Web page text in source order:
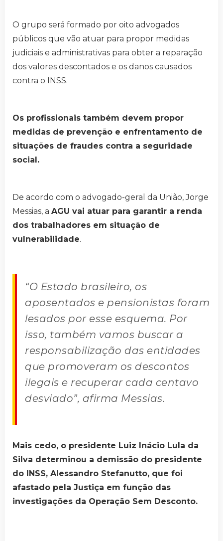
O grupo será formado por oito advogados
públicos que vão atuar para propor medidas
judiciais e administrativas para obter a reparação
dos valores descontados e os danos causados
contra o INSS.
Os profissionais também devem propor
medidas de prevenção e enfrentamento de
situações de fraudes contra a seguridade
social.
De acordo com o advogado-geral da União, Jorge
Messias, a AGU vai atuar para garantir a renda
dos trabalhadores em situação de
vulnerabilidade.
“O Estado brasileiro, os
aposentados e pensionistas foram
lesados por esse esquema. Por
isso, também vamos buscar a
responsabilização das entidades
que promoveram os descontos
ilegais e recuperar cada centavo
desviado”, afirma Messias.
Mais cedo, o presidente Luiz Inácio Lula da
Silva determinou a demissão do presidente
do INSS, Alessandro Stefanutto, que foi
afastado pela Justiça em função das
investigações da Operação Sem Desconto.